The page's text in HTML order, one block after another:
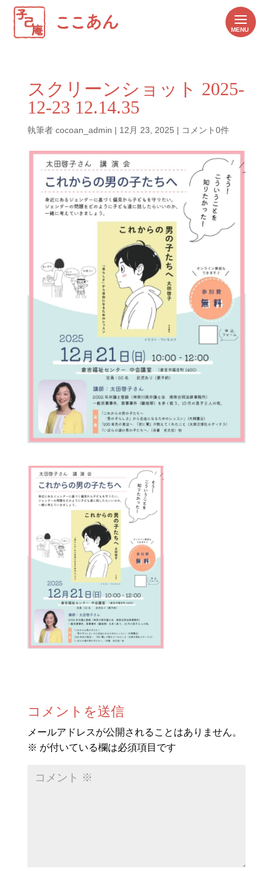
スクリーンショット 2025-
12-23 12.14.35
執筆者 cocoan_admin | 12月 23, 2025 | コメント0件
コメントを送信
メールアドレスが公開されることはありません。
※ が付いている欄は必須項目です